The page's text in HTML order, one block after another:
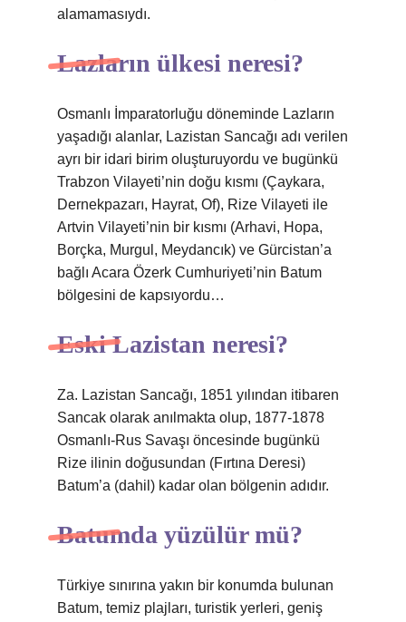
alamamasıydı.
Lazların ülkesi neresi?
Osmanlı İmparatorluğu döneminde Lazların
yaşadığı alanlar, Lazistan Sancağı adı verilen
ayrı bir idari birim oluşturuyordu ve bugünkü
Trabzon Vilayeti’nin doğu kısmı (Çaykara,
Dernekpazarı, Hayrat, Of), Rize Vilayeti ile
Artvin Vilayeti’nin bir kısmı (Arhavi, Hopa,
Borçka, Murgul, Meydancık) ve Gürcistan’a
bağlı Acara Özerk Cumhuriyeti’nin Batum
bölgesini de kapsıyordu…
Eski Lazistan neresi?
Za. Lazistan Sancağı, 1851 yılından itibaren
Sancak olarak anılmakta olup, 1877-1878
Osmanlı-Rus Savaşı öncesinde bugünkü
Rize ilinin doğusundan (Fırtına Deresi)
Batum’a (dahil) kadar olan bölgenin adıdır.
Batumda yüzülür mü?
Türkiye sınırına yakın bir konumda bulunan
Batum, temiz plajları, turistik yerleri, geniş